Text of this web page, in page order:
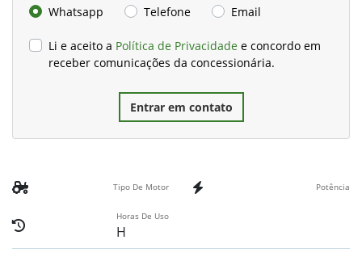
Whatsapp
Telefone Email
Li e aceito a Política de Privacidade e concordo em
receber comunicações da concessionária.
Entrar em contato
Tipo De Motor Potência
Horas De Uso
H